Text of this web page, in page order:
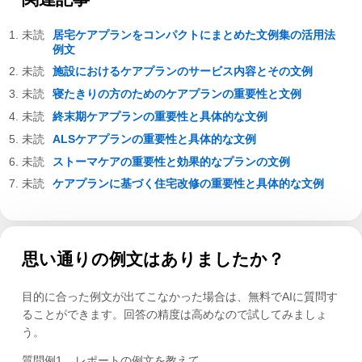
居宅ケアプランをコンパクトにまとめた文例集の活用法
例文
施設におけるケアプランのサービス内容とその文例
寝たきりの方のためのケアプランの重要性と文例
終末期ケアプランの重要性と具体的な文例
ALSケアプランの重要性と具体的な文例
ストーマケアの重要性と効果的なプランの文例
ケアプランに基づく住宅改修の重要性と具体的な文例
思い通りの例文はありましたか？
目的に合った例文が出てこなかった場合は、無料でAIに質問す
ることができます。回答の精度は高めなので試してみましょ
う。